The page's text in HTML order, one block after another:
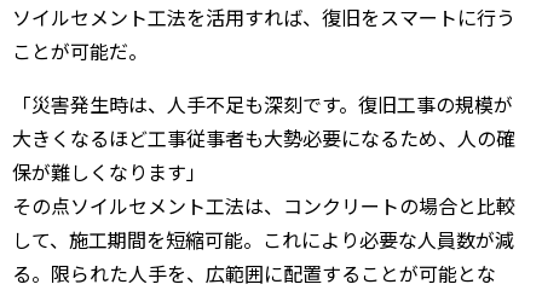
ソイルセメント工法を活用すれば、復旧をスマートに行う
ことが可能だ。
「災害発生時は、人手不足も深刻です。復旧工事の規模が
大きくなるほど工事従事者も大勢必要になるため、人の確
保が難しくなります」
その点ソイルセメント工法は、コンクリートの場合と比較
して、施工期間を短縮可能。これにより必要な人員数が減
る。限られた人手を、広範囲に配置することが可能とな